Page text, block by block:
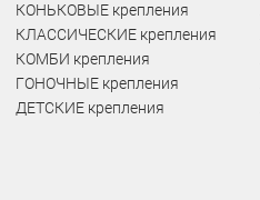
КОНЬКОВЫЕ крепления
КЛАССИЧЕСКИЕ крепления
КОМБИ крепления
ГОНОЧНЫЕ крепления
ДЕТСКИЕ крепления